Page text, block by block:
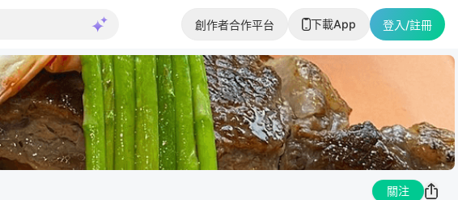
創作者合作平台 下載App 登入/註冊
關注